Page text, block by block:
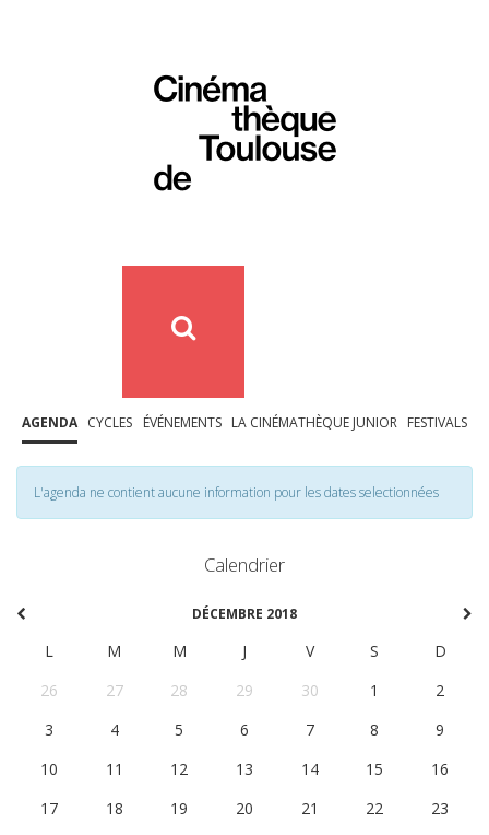
AGENDA CYCLES ÉVÉNEMENTS LA CINÉMATHÈQUE JUNIOR FESTIVALS
L'agenda ne contient aucune information pour les dates selectionnées
Calendrier
DÉCEMBRE 2018
L M M J V S
D
26
27 28 29 30 1
2
3
4 5 6 7 8
9
10
11 12 13 14 15
16
17
18 19 20 21 22
23